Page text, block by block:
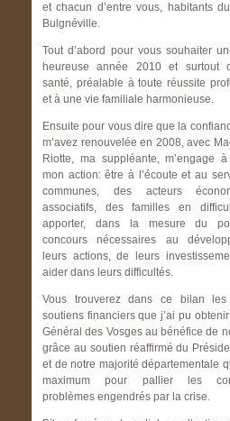
et chacun d’entre vous, habitants
Bulgnéville.
Tout d’abord pour vous souhaiter
heureuse année 2010 et surtout
santé, préalable à toute réussite
et à une vie familiale harmonieuse.
Ensuite pour vous dire que la
m’avez renouvelée en 2008, avec
Riotte, ma suppléante, m’engage
mon action: être à l’écoute et au
communes, des acteurs
associatifs, des familles en
apporter, dans la mesure du
concours nécessaires au
leurs actions, de leurs
aider dans leurs difficultés.
Vous trouverez dans ce bilan les
soutiens financiers que j’ai pu
Général des Vosges au bénéfice de
grâce au soutien réaffirmé du
et de notre majorité départementale
maximum pour pallier les
problèmes engendrés par la crise.